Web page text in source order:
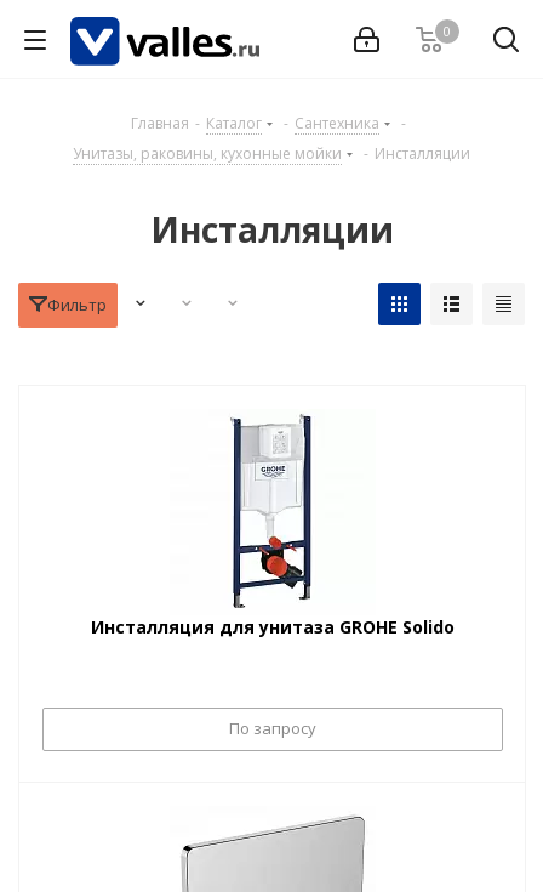
0
Главная - Каталог - Сантехника
-
Унитазы, раковины, кухонные мойки
- Инсталляции
Инсталляции
Фильтр
Инсталляция для унитаза GROHE Solido
По запросу